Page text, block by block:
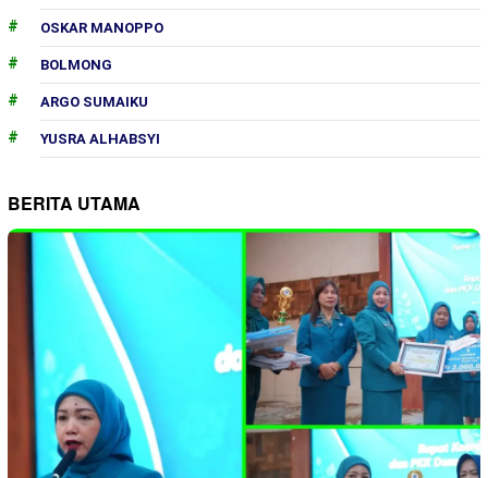
OSKAR MANOPPO
BOLMONG
ARGO SUMAIKU
YUSRA ALHABSYI
BERITA UTAMA